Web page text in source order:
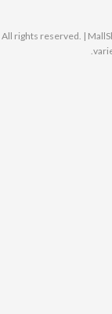
– All rights reserved. |